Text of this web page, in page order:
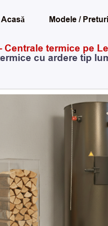
Acasă Modele / Preturi
termice pe
cu ardere tip
Prețul
inițial
a
Prețul
curent
este: